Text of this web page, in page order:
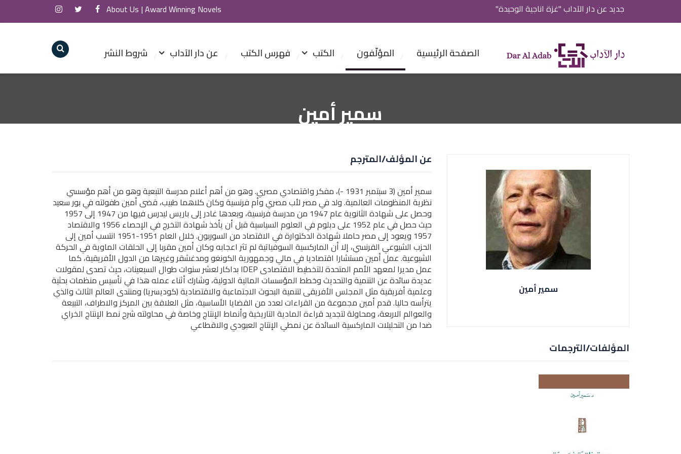
Award Winning Novels |
About Us جديد عن دار الآداب "غزة اناجية الوحيدة"
الصفحة الرئيسية المؤلّفون الكتب فهرس الكتب عن دار الآداب شروط النشر
سمير أمين
سمير أمين
عن المؤلف/المترجم
سمير أمين (3 سبتمبر 1931 -)، مفكر واقتصادي مصري. وهو من أهم أعلام مدرسة التبعية وهو من أهم مؤسسي
نظرية المنظومات العالمية. ولد في مصر لأب مصري وأم فرنسية وكان كلاهما طبيب، قضى أمين طفولته في بور سعيد
وحصل على شهادة الثانوية عام 1947 من مدرسة فرنسية، وبعدها غادر إلى باريس ليدرس فيها من 1947 إلى 1957
حيث حصل في عام 1952 على دبلوم في العلوم السياسية قبل أن يأخذ شهادة التخرج في الإحصاء 1956 والاقتصاد
1957 ويعود إلى مصر حاملا شهادة الدكتوارة في الاقتصاد من السوربون. خلال العام 1951-1951 انتسب أمين إلى
الحزب الشيوعي الفرنسي، إلا أن الماركسية السوفياتية لم تثر اعجابه وكان أمين مقربا إلى الحلقات الماوية في الحركة
الشيوعية. عمل أمين مستشارا اقتصاديا في مالي وجمهورية الكونغو ومدغشقر وغيرها من الدول الأفريقية، كما
عمل مديرا لمعهد الأمم المتحدة للتخطيط الاقتصادى IDEP بداكار لعشر سنوات طوال السبعينات، حيث تصدى لمقولات
عديدة سائدة عن التنمية والتحديث وخطط المؤسسات المالية الدولية، وشارك أثناء عمله هذا في تأسيس منظمات بحثية
وعلمية أفريقية مثل المجلس الأفريقى لتنمية البحوث الاجتماعية والاقتصادية (كوديسريا) ومنتدى العالم الثالث والذي
يترأسه حاليا. قدم أمين مجموعة من القراءات لعدد من القضايا الأساسية، مثل العلاقة بين المركز والاطراف، التبيعة
والعوالم الاربعة، ومحاولة لتجديد قراءة المادية التاريخية وأنماط الإنتاج وخاصة في محاولته شرح نمط الإنتاج الخراي
ضدا من التحليلات الماركسية السائدة عن نمطي الإنتاج العبودي والاقطاعي
المؤلفات/الترجمات